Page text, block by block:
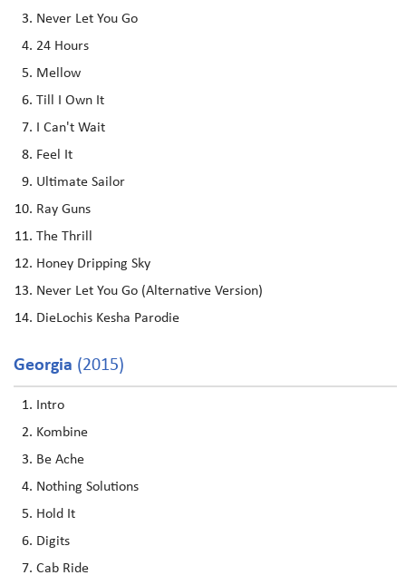
Never Let You Go
24 Hours
Mellow
Till I Own It
I Can't Wait
Feel It
Ultimate Sailor
Ray Guns
The Thrill
Honey Dripping Sky
Never Let You Go (Alternative Version)
DieLochis Kesha Parodie
Georgia (2015)
Intro
Kombine
Be Ache
Nothing Solutions
Hold It
Digits
Cab Ride